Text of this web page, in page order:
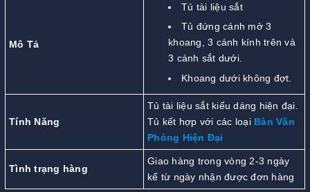
Mô Tả
Tủ tài liệu sắt
Tủ đứng cánh mở 3
khoang, 3 cánh kính trên và
3 cánh sắt dưới.
Khoang dưới không đợt.
Tính Năng
Tủ tài liệu sắt kiểu dáng hiện đại.
Tủ kết hợp với các loại Bàn Văn
Phòng Hiện Đại
Tình trạng hàng
Giao hàng trong vòng 2-3 ngày
kể từ ngày nhận được đơn hàng